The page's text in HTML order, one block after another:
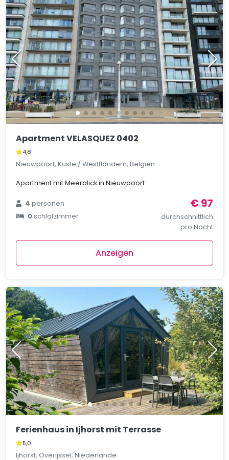
Apartment VELASQUEZ 0402
4,8
Nieuwpoort, Küste / Westflandern, Belgien
Apartment mit Meerblick in Nieuwpoort
4personen
0schlafzimmer
€ 97
durchschnittlich
pro Nacht
Anzeigen
Ferienhaus in Ijhorst mit Terrasse
5,0
Ijhorst, Overijssel, Niederlande